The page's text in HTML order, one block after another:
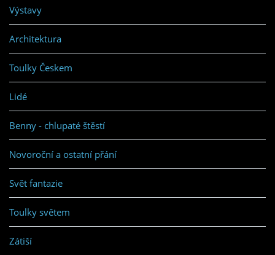
Výstavy
Architektura
Toulky Českem
Lidé
Benny - chlupaté štěstí
Novoroční a ostatní přání
Svět fantazie
Toulky světem
Zátiší